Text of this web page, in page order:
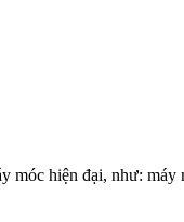
hiện đại, như: